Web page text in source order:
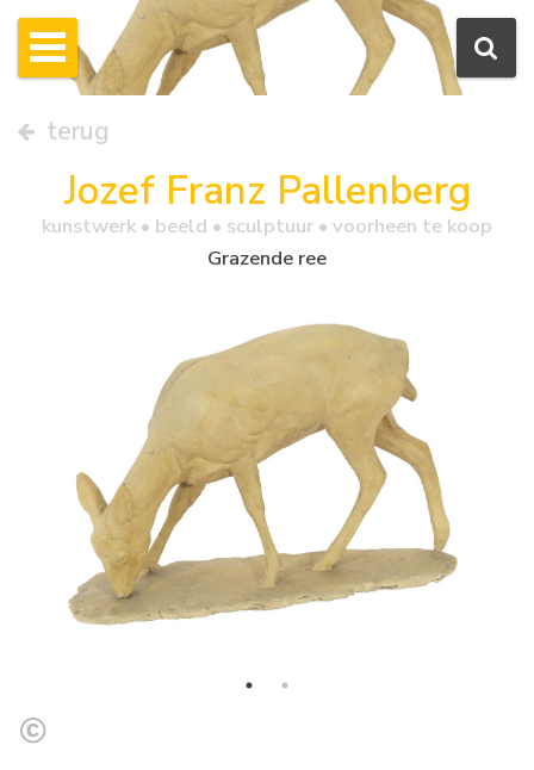
terug
Jozef Franz Pallenberg
kunstwerk • beeld • sculptuur • voorheen te koop
Grazende ree